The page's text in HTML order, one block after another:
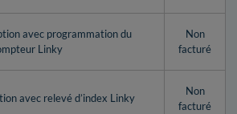
avec programmation du
Linky
Non
facturé
avec relevé d’index Linky
Non
facturé